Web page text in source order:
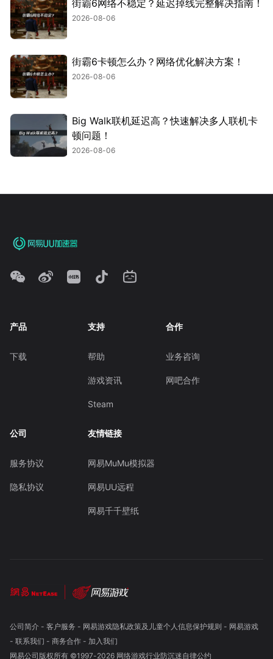
街霸6网络不稳定？延迟掉线完整解决指南！
2026-08-06
街霸6卡顿怎么办？网络优化解决方案！
2026-08-06
Big Walk联机延迟高？快速解决多人联机卡
顿问题！
2026-08-06
产品
下载
支持
帮助
游戏资讯
Steam
合作
业务咨询
网吧合作
公司
服务协议
隐私协议
友情链接
网易MuMu模拟器
网易UU远程
网易千千壁纸
公司简介- 客户服务 - 网易游戏隐私政策及儿童个人信息保护规则 - 网易游戏
- 联系我们 - 商务合作- 加入我们
网易公司版权所有 ©1997-2026 网络游戏行业防沉迷自律公约